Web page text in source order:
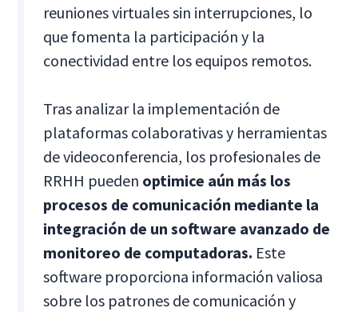
reuniones virtuales sin interrupciones, lo
que fomenta la participación y la
conectividad entre los equipos remotos.
Tras analizar la implementación de
plataformas colaborativas y herramientas
de videoconferencia, los profesionales de
RRHH pueden optimice aún más los
procesos de comunicación mediante la
integración de un software avanzado de
monitoreo de computadoras. Este
software proporciona información valiosa
sobre los patrones de comunicación y